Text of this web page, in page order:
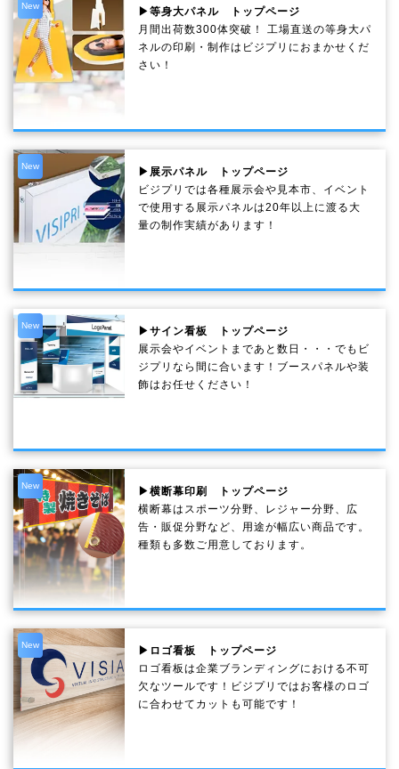
New
▶等身大パネル トップページ
月間出荷数300体突破！ 工場直送の等身大パ
ネルの印刷・制作は ビジプリ におまかせくだ
さい！
New
▶展示パネル トップページ
ビジプリでは各種展示会や見本市、イベント
で使用する展示パネルは20年以上に渡る大
量の制作実績があります！
New
▶サイン看板 トップページ
展示会やイベントまであと数日・・・でもビ
ジプリなら間に合います！ブースパネルや装
飾はお任せください！
New
▶横断幕印刷 トップページ
横断幕はスポーツ分野、レジャー分野、広
告・販促分野など、用途が幅広い商品です。
種類も多数ご用意しております。
New
▶ロゴ看板 トップページ
ロゴ看板は企業ブランディングにおける不可
欠なツールです！ビジプリではお客様のロゴ
に合わせてカットも可能です！